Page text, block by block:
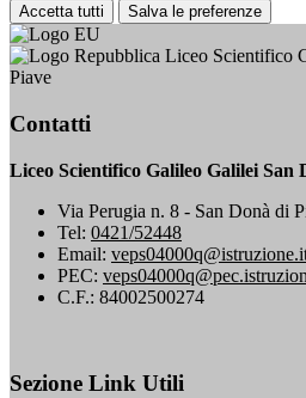
Accetta tutti Salva le preferenze
Liceo Scientifico
Piave
Contatti
Liceo Scientifico Galileo Galilei San
Via Perugia n. 8 - San Donà di
Tel: 0421/52448
Email:
PEC:
C.F.: 84002500274
Sezione Link Utili